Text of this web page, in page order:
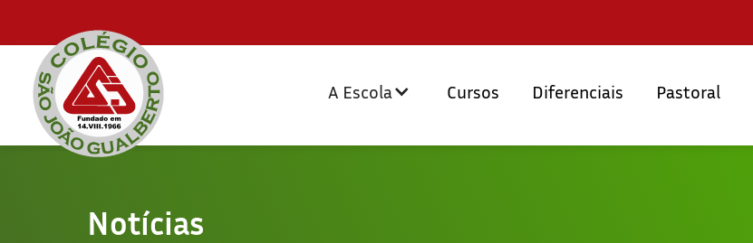
A Escola Cursos Diferenciais Pastoral
Notícias